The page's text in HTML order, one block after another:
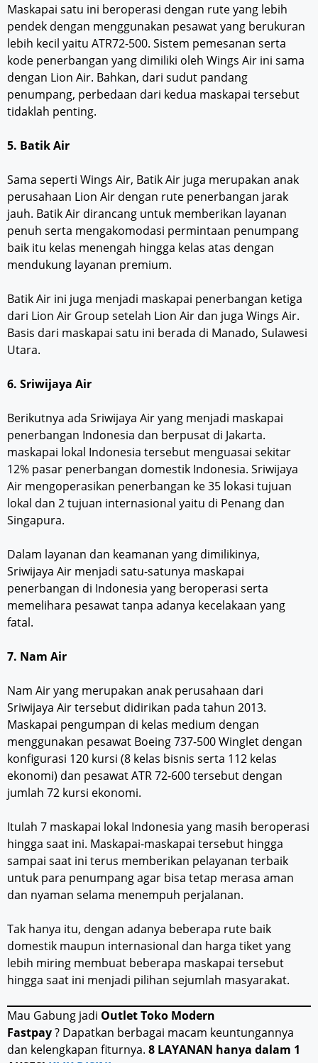
Maskapai satu ini beroperasi dengan rute yang lebih
pendek dengan menggunakan pesawat yang berukuran
lebih kecil yaitu ATR72-500. Sistem pemesanan serta
kode penerbangan yang dimiliki oleh Wings Air ini sama
dengan Lion Air. Bahkan, dari sudut pandang
penumpang, perbedaan dari kedua maskapai tersebut
tidaklah penting.
5. Batik Air
Sama seperti Wings Air, Batik Air juga merupakan anak
perusahaan Lion Air dengan rute penerbangan jarak
jauh. Batik Air dirancang untuk memberikan layanan
penuh serta mengakomodasi permintaan penumpang
baik itu kelas menengah hingga kelas atas dengan
mendukung layanan premium.
Batik Air ini juga menjadi maskapai penerbangan ketiga
dari Lion Air Group setelah Lion Air dan juga Wings Air.
Basis dari maskapai satu ini berada di Manado, Sulawesi
Utara.
6. Sriwijaya Air
Berikutnya ada Sriwijaya Air yang menjadi maskapai
penerbangan Indonesia dan berpusat di Jakarta.
maskapai lokal Indonesia tersebut menguasai sekitar
12% pasar penerbangan domestik Indonesia. Sriwijaya
Air mengoperasikan penerbangan ke 35 lokasi tujuan
lokal dan 2 tujuan internasional yaitu di Penang dan
Singapura.
Dalam layanan dan keamanan yang dimilikinya,
Sriwijaya Air menjadi satu-satunya maskapai
penerbangan di Indonesia yang beroperasi serta
memelihara pesawat tanpa adanya kecelakaan yang
fatal.
7. Nam Air
Nam Air yang merupakan anak perusahaan dari
Sriwijaya Air tersebut didirikan pada tahun 2013.
Maskapai pengumpan di kelas medium dengan
menggunakan pesawat Boeing 737-500 Winglet dengan
konfigurasi 120 kursi (8 kelas bisnis serta 112 kelas
ekonomi) dan pesawat ATR 72-600 tersebut dengan
jumlah 72 kursi ekonomi.
Itulah 7 maskapai lokal Indonesia yang masih beroperasi
hingga saat ini. Maskapai-maskapai tersebut hingga
sampai saat ini terus memberikan pelayanan terbaik
untuk para penumpang agar bisa tetap merasa aman
dan nyaman selama menempuh perjalanan.
Tak hanya itu, dengan adanya beberapa rute baik
domestik maupun internasional dan harga tiket yang
lebih miring membuat beberapa maskapai tersebut
hingga saat ini menjadi pilihan sejumlah masyarakat.
Mau Gabung jadi Outlet Toko Modern
Fastpay? Dapatkan berbagai macam keuntungannya
dan kelengkapan fiturnya. 8 LAYANAN hanya dalam 1